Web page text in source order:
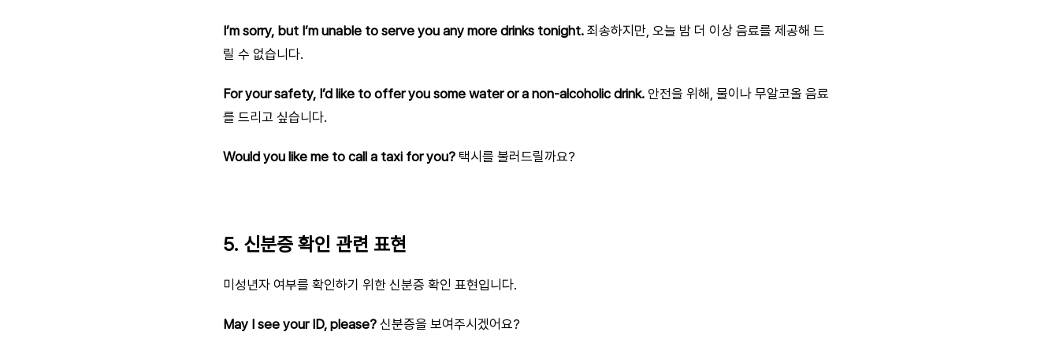
I’m sorry, but I’m unable to serve you any more drinks tonight. 죄송하지만, 오늘 밤 더 이상 음료를 제공해 드
릴 수 없습니다.
For your safety, I’d like to offer you some water or a non-alcoholic drink. 안전을 위해, 물이나 무알코올 음료
를 드리고 싶습니다.
Would you like me to call a taxi for you? 택시를 불러드릴까요?
5. 신분증 확인 관련 표현
미성년자 여부를 확인하기 위한 신분증 확인 표현입니다.
May I see your ID, please? 신분증을 보여주시겠어요?